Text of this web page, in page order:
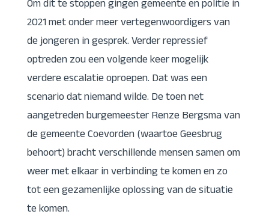
Om dit te stoppen gingen gemeente en politie in
2021 met onder meer vertegenwoordigers van
de jongeren in gesprek. Verder repressief
optreden zou een volgende keer mogelijk
verdere escalatie oproepen. Dat was een
scenario dat niemand wilde. De toen net
aangetreden burgemeester Renze Bergsma van
de gemeente Coevorden (waartoe Geesbrug
behoort) bracht verschillende mensen samen om
weer met elkaar in verbinding te komen en zo
tot een gezamenlijke oplossing van de situatie
te komen.